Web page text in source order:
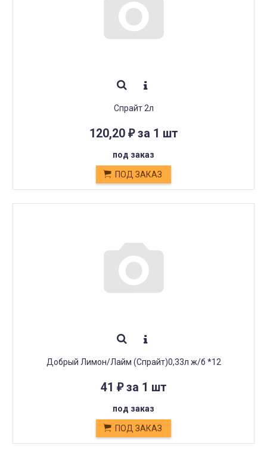
Спрайт 2л
120,20 ₽за 1 шт
под заказ
ПОД ЗАКАЗ
Добрый Лимон/Лайм (Спрайт)0,33л ж/б *12
41 ₽за 1 шт
под заказ
ПОД ЗАКАЗ